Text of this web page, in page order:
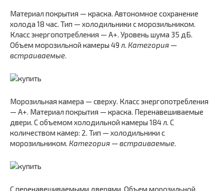
Материал покрытия — краска. Автономное сохранение
холода 18 час. Тип — холодильники с морозильником.
Класс энергопотребления — A+. Уровень шума 35 дБ.
Объем морозильной камеры 49 л. Категория —
встраиваемые.
Морозильная камера — сверху. Класс энергопотребления
— A+. Материал покрытия — краска. Перенавешиваемые
двери. С объемом холодильной камеры 184 л. С
количеством камер: 2. Тип — холодильники с
морозильником. Категория — встраиваемые.
С перенавешиваемыми дверями. Объем морозильной